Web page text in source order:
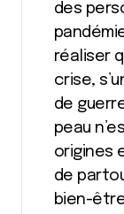
des
réaliser
crise,
de
peau
origines
de
bien-